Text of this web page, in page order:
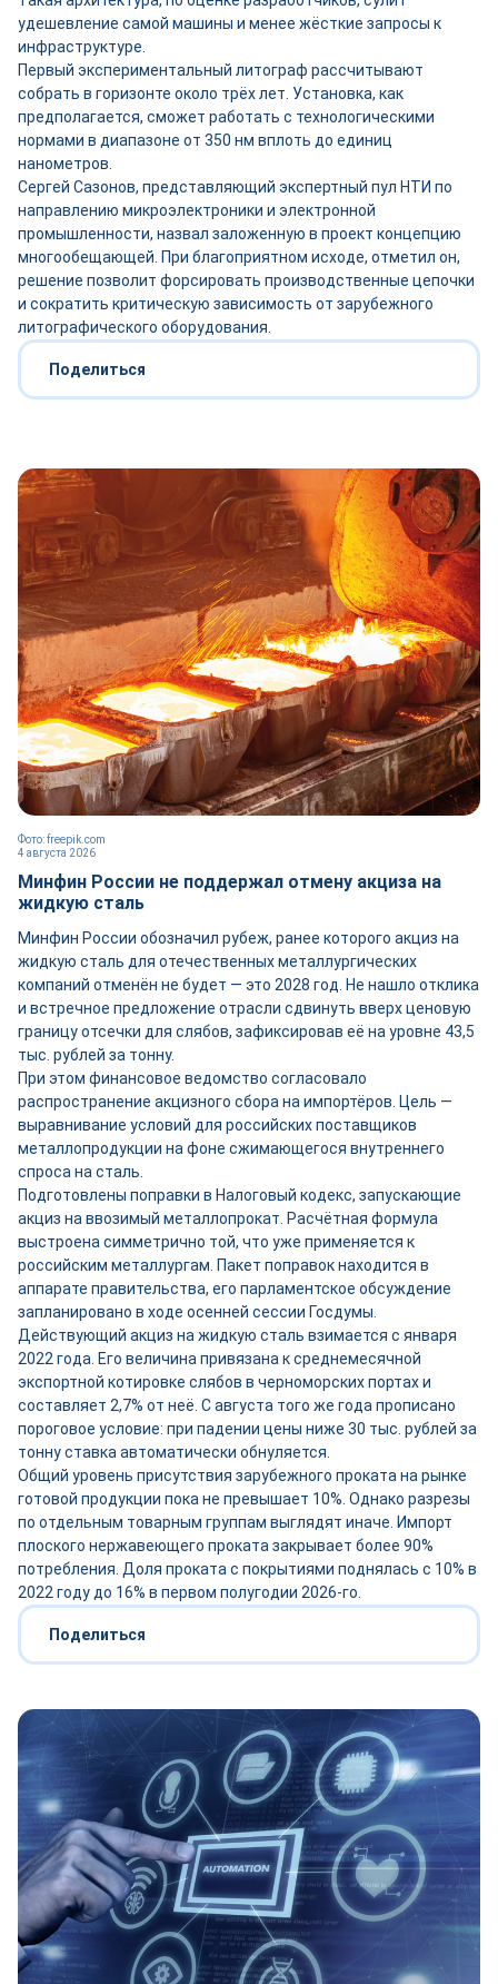
удешевление самой машины и менее жёсткие запросы к
инфраструктуре.
Первый экспериментальный литограф рассчитывают
собрать в горизонте около трёх лет. Установка, как
предполагается, сможет работать с технологическими
нормами в диапазоне от 350 нм вплоть до единиц
нанометров.
Сергей Сазонов, представляющий экспертный пул НТИ по
направлению микроэлектроники и электронной
промышленности, назвал заложенную в проект концепцию
многообещающей. При благоприятном исходе, отметил он,
решение позволит форсировать производственные цепочки
и сократить критическую зависимость от зарубежного
литографического оборудования.
Поделиться
4 августа 2026
Фото: freepik.com
Минфин России не поддержал отмену акциза на
жидкую сталь
Минфин России обозначил рубеж, ранее которого акциз на
жидкую сталь для отечественных металлургических
компаний отменён не будет — это 2028 год. Не нашло отклика
и встречное предложение отрасли сдвинуть вверх ценовую
границу отсечки для слябов, зафиксировав её на уровне 43,5
тыс. рублей за тонну.
При этом финансовое ведомство согласовало
распространение акцизного сбора на импортёров. Цель —
выравнивание условий для российских поставщиков
металлопродукции на фоне сжимающегося внутреннего
спроса на сталь.
Подготовлены поправки в Налоговый кодекс, запускающие
акциз на ввозимый металлопрокат. Расчётная формула
выстроена симметрично той, что уже применяется к
российским металлургам. Пакет поправок находится в
аппарате правительства, его парламентское обсуждение
запланировано в ходе осенней сессии Госдумы.
Действующий акциз на жидкую сталь взимается с января
2022 года. Его величина привязана к среднемесячной
экспортной котировке слябов в черноморских портах и
составляет 2,7% от неё. С августа того же года прописано
пороговое условие: при падении цены ниже 30 тыс. рублей за
тонну ставка автоматически обнуляется.
Общий уровень присутствия зарубежного проката на рынке
готовой продукции пока не превышает 10%. Однако разрезы
по отдельным товарным группам выглядят иначе. Импорт
плоского нержавеющего проката закрывает более 90%
потребления. Доля проката с покрытиями поднялась с 10% в
2022 году до 16% в первом полугодии 2026-го.
Поделиться